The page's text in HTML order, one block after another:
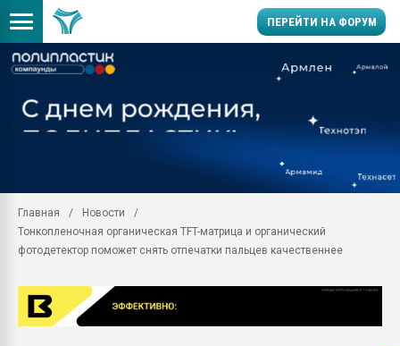
ПЕРЕЙТИ НА ФОРУМ
заводу пластмасс"
Вакуум-формовочные
первый план в
Главная
Новости
Тонкопленочная органическая TFT-матрица и органический
фотодетектор поможет снять отпечатки пальцев качественнее